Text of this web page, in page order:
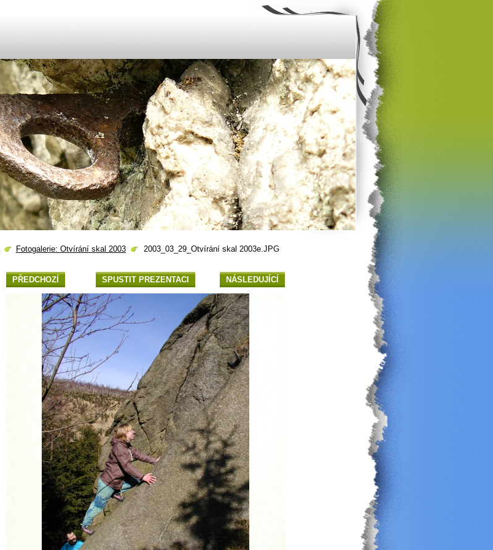
Fotogalerie: Otvírání skal 2003 2003_03_29_Otvírání skal 2003e.JPG
PŘEDCHOZÍ SPUSTIT PREZENTACI NÁSLEDUJÍCÍ